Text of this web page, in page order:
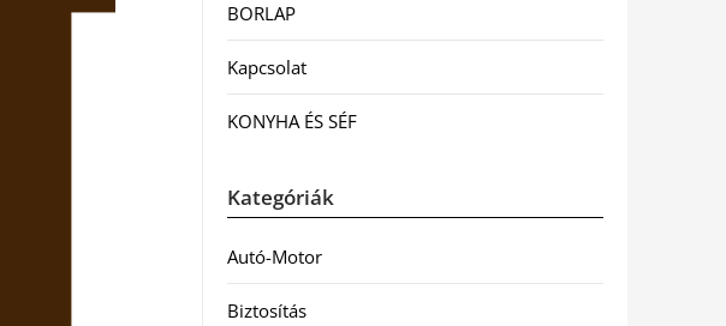
BORLAP
Kapcsolat
KONYHA ÉS SÉF
Kategóriák
Autó-Motor
Biztosítás